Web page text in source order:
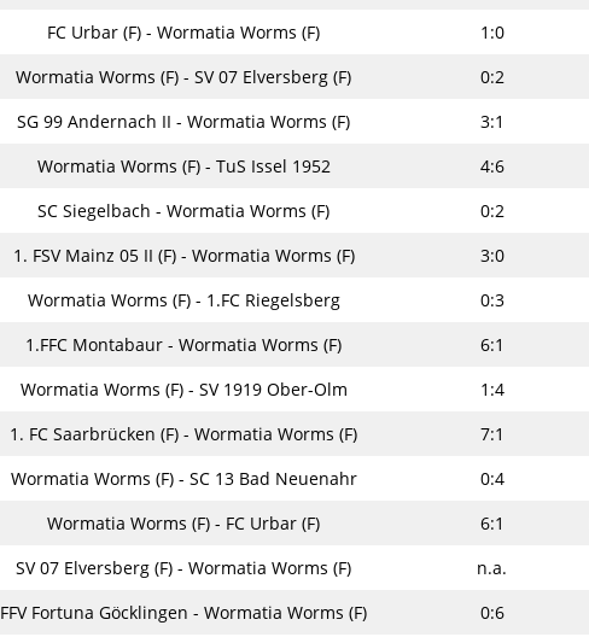
FC Urbar (F) - Wormatia Worms (F) 1:0
Wormatia Worms (F) - SV 07 Elversberg (F) 0:2
SG 99 Andernach II - Wormatia Worms (F) 3:1
Wormatia Worms (F) - TuS Issel 1952 4:6
SC Siegelbach - Wormatia Worms (F) 0:2
1. FSV Mainz 05 II (F) - Wormatia Worms (F) 3:0
Wormatia Worms (F) - 1.FC Riegelsberg 0:3
1.FFC Montabaur - Wormatia Worms (F) 6:1
Wormatia Worms (F) - SV 1919 Ober-Olm 1:4
1. FC Saarbrücken (F) - Wormatia Worms (F) 7:1
Wormatia Worms (F) - SC 13 Bad Neuenahr 0:4
Wormatia Worms (F) - FC Urbar (F) 6:1
SV 07 Elversberg (F) - Wormatia Worms (F) n.a.
FFV Fortuna Göcklingen - Wormatia Worms (F) 0:6